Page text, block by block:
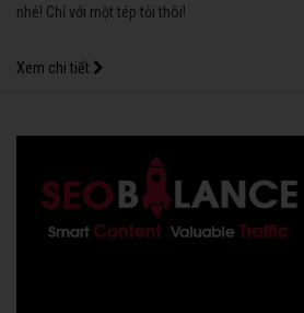
nhé! Chỉ với một tép tỏi thôi!
Xem chi tiết